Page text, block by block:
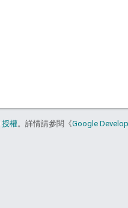
授權。詳情請參閱《Google